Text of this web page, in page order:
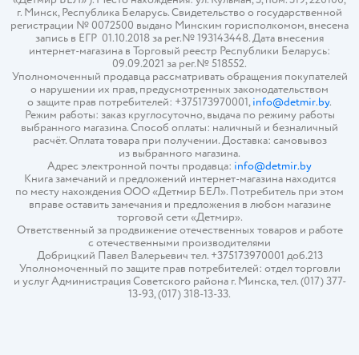
г. Минск, Республика Беларусь. Свидетельство о государственной
регистрации № 0072500 выдано Минским горисполкомом, внесена
запись в ЕГР 01.10.2018 за рег.№ 193143448. Дата внесения
интернет-магазина в Торговый реестр Республики Беларусь:
09.09.2021 за рег.№ 518552.
Уполномоченный продавца рассматривать обращения покупателей
о нарушении их прав, предусмотренных законодательством
о защите прав потребителей: +375173970001,info@detmir.by.
Режим работы: заказ круглосуточно, выдача по режиму работы
выбранного магазина. Способ оплаты: наличный и безналичный
расчёт. Оплата товара при получении. Доставка: самовывоз
из выбранного магазина.
Адрес электронной почты продавца: info@detmir.by
Книга замечаний и предложений интернет-магазина находится
по месту нахождения ООО «Детмир БЕЛ». Потребитель при этом
вправе оставить замечания и предложения в любом магазине
торговой сети «Детмир».
Ответственный за продвижение отечественных товаров и работе
с отечественными производителями
Добрицкий Павел Валерьевич тел. +375173970001 доб.213
Уполномоченный по защите прав потребителей: отдел торговли
и услуг Администрация Советского района г. Минска, тел. (017) 377-
13-93, (017) 318-13-33.